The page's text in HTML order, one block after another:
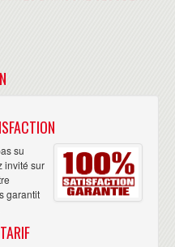
su
invité sur
garantit